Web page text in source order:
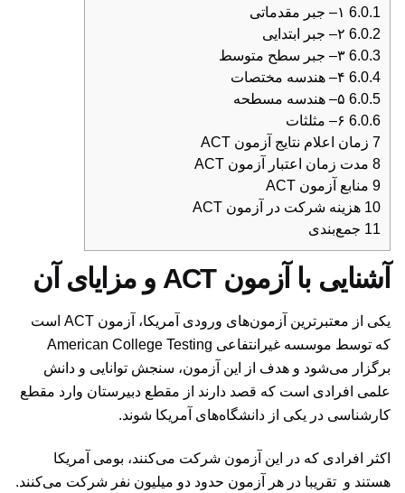
6.0.1
6.0.2
6.0.3
6.0.4
6.0.5
6.0.6
7 زمان اعلام نتایج آزمون ACT
8 مدت زمان اعتبار آزمون ACT
9 منابع آزمون ACT
10 هزینه شرکت در آزمون ACT
11 جمع‌بندی
آشنایی با آزمون ACT و مزایای آن
یکی از معتبرترین آزمون‌های ورودی آمریکا، آزمون ACT است
که توسط موسسه غیرانتفاعی American College Testing
برگزار می‌شود و هدف از این آزمون، سنجش توانایی و دانش
علمی افرادی است که قصد دارند از مقطع دبیرستان وارد مقطع
کارشناسی در یکی از دانشگاه‌های آمریکا شوند.
اکثر افرادی که در این آزمون شرکت می‌کنند، بومی آمریکا
هستند و تقریبا در هر آزمون حدود دو میلیون نفر شرکت می‌کنند.